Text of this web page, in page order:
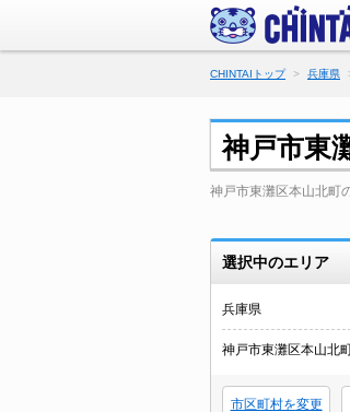
CHINTAIトップ 兵庫県
神戸市東
神戸市東灘区本山北町
選択中のエリア
兵庫県
神戸市東灘区本山北
市区町村を変更